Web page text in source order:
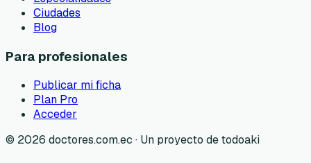
Ciudades
Blog
Para profesionales
Publicar mi ficha
Plan Pro
Acceder
© 2026 doctores.com.ec · Un proyecto de todoaki